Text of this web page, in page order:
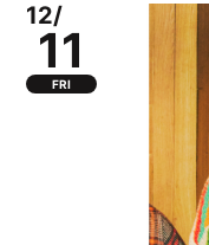
12/
11
FRI